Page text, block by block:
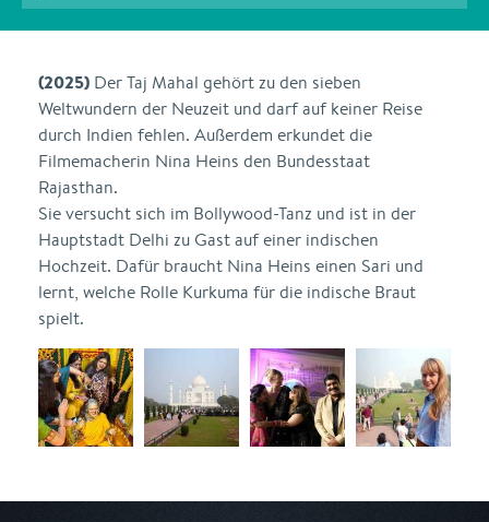
(2025) Der Taj Mahal gehört zu den sieben
Weltwundern der Neuzeit und darf auf keiner Reise
durch Indien fehlen. Außerdem erkundet die
Filmemacherin Nina Heins den Bundesstaat
Rajasthan.
Sie versucht sich im Bollywood-Tanz und ist in der
Hauptstadt Delhi zu Gast auf einer indischen
Hochzeit. Dafür braucht Nina Heins einen Sari und
lernt, welche Rolle Kurkuma für die indische Braut
spielt.